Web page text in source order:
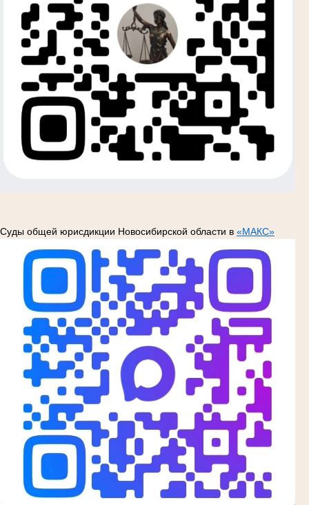
Суды общей юрисдикции Новосибирской области в «МАКС»